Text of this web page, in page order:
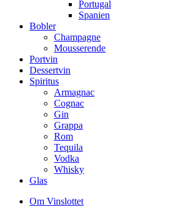
Portugal
Spanien
Bobler
Champagne
Mousserende
Portvin
Dessertvin
Spiritus
Armagnac
Cognac
Gin
Grappa
Rom
Tequila
Vodka
Whisky
Glas
Om Vinslottet